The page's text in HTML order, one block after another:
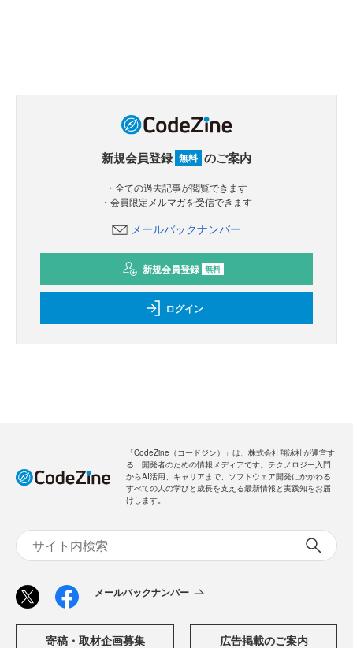
新規会員登録 無料 のご案内
・全ての過去記事が閲覧できます
・会員限定メルマガを受信できます
メールバックナンバー
新規会員登録 無料
ログイン
「CodeZine（コードジン）」は、株式会社翔泳社が運営す
る、開発者のための情報メディアです。テクノロジー入門
からAI活用、キャリアまで、ソフトウェア開発にかかわる
すべての人の学びと成長を支える最新情報と実践知をお届
けします。
メールバックナンバー
寄稿・取材企画募集 広告掲載のご案内